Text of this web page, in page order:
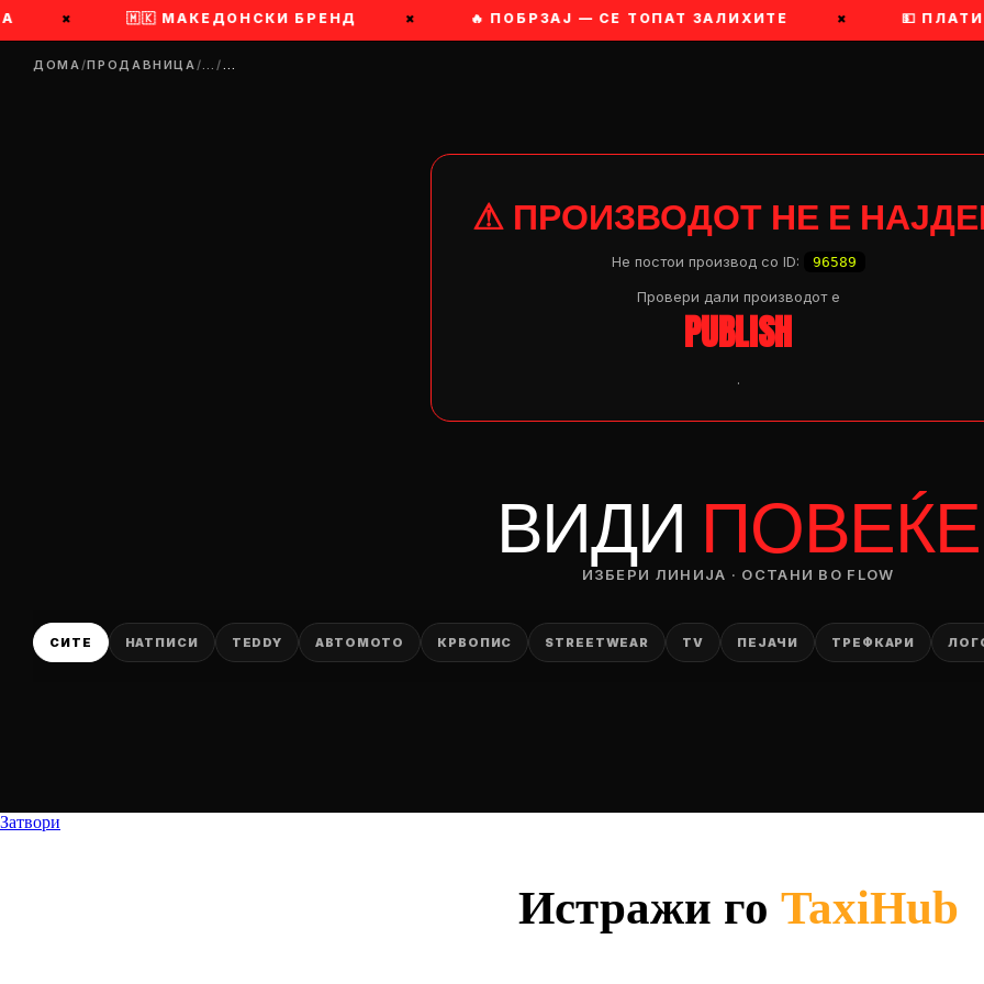
🇲🇰 МАКЕДОНСКИ БРЕНД 🔥 ПОБРЗАЈ — СЕ ТОПАТ ЗАЛИХИТЕ 💵 ПЛАТИ
ДОМА/ПРОДАВНИЦА/…/…
⚠ ПРОИЗВОДОТ НЕ Е
Не постои производ со ID: 96589
Провери дали производот e
PUBLISH
.
ВИДИ ПОВЕЌЕ
ИЗБЕРИ ЛИНИЈА · ОСТАНИ ВО FLOW
СИТЕ НАТПИСИ TEDDY АВТОМОТО КРВОПИС STREETWEAR TV ПЕЈАЧИ ТРЕФКАРИ
Затвори
Истражи го TaxiHub